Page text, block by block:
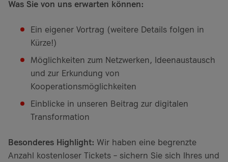
Was Sie von uns erwarten können:
Ein eigener Vortrag (weitere Details folgen in
Kürze!)
Möglichkeiten zum Netzwerken, Ideenaustausch
und zur Erkundung von
Kooperationsmöglichkeiten
Einblicke in unseren Beitrag zur digitalen
Transformation
Besonderes Highlight: Wir haben eine begrenzte
Anzahl kostenloser Tickets – sichern Sie sich Ihres und